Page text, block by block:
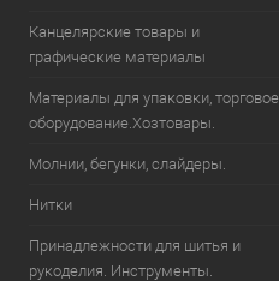
Канцелярские товары и
графические материалы
Материалы для упаковки, торговое
оборудование.Хозтовары.
Молнии, бегунки, слайдеры.
Нитки
Принадлежности для шитья и
рукоделия. Инструменты.